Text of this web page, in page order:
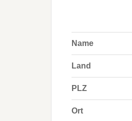
Name
Land
PLZ
Ort